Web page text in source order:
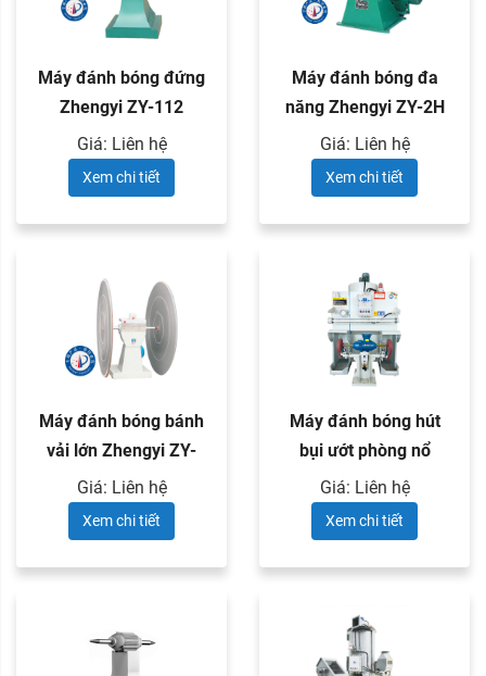
Máy đánh bóng đứng
Zhengyi ZY-112
Giá: Liên hệ
Xem chi tiết
Máy đánh bóng đa
năng Zhengyi ZY-2H
và ZY-4H
Giá: Liên hệ
Xem chi tiết
Máy đánh bóng bánh
vải lớn Zhengyi ZY-
H200
Giá: Liên hệ
Xem chi tiết
Máy đánh bóng hút
bụi ướt phòng nổ
Zhengyi ZY-312
Giá: Liên hệ
Xem chi tiết